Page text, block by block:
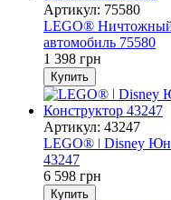
Артикул: 75580
LEGO®
автомобиль 75580
1 398 грн
Купить
Артикул: 43247
LEGO® ǀ Disney
43247
6 598 грн
Купить